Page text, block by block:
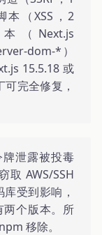
（XSS，2
（Next.js
dom-*）
15.5.18 或
完全修复，
牌泄露被投毒
取 AWS/SSH
受到影响，
个版本。所
移除。